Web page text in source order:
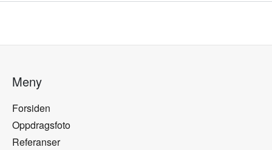
Meny
Forsiden
Oppdragsfoto
Referanser